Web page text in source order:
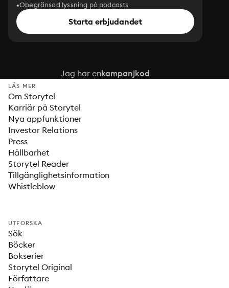
Obegränsad lyssning på podcasts
Starta erbjudandet
Jag har enkampanjkod
LÄS MER
Om Storytel
Karriär på Storytel
Nya appfunktioner
Investor Relations
Press
Hållbarhet
Storytel Reader
Tillgänglighetsinformation
Whistleblow
UTFORSKA
Sök
Böcker
Bokserier
Storytel Original
Författare